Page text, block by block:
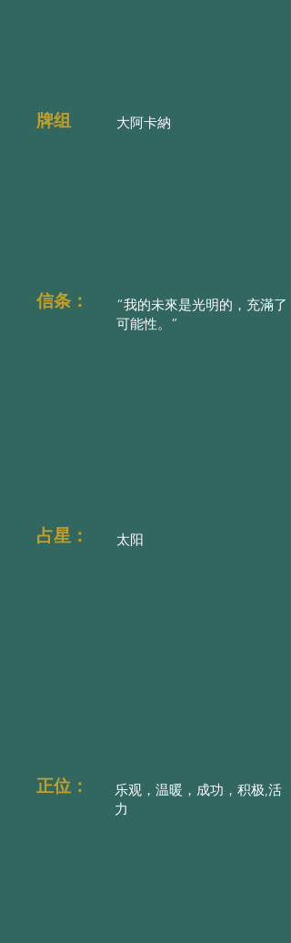
牌组 大阿卡納
信条：
“我的未來是光明的，充滿了
可能性。”
占星： 太阳
正位：
乐观，温暖，成功，积极,活
力